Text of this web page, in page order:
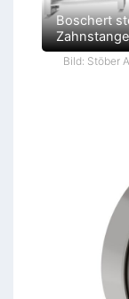
Boschert
Bild: Stöber